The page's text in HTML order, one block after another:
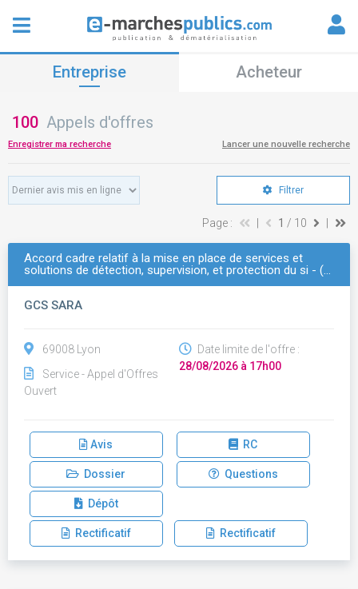
Entreprise Acheteur
100 Appels d'offres
Enregistrer ma recherche Lancer une nouvelle recherche
Filtrer
Page : 1 / 10
Accord cadre relatif à la mise en place de services et
solutions de détection, supervision, et protection du si - (…
GCS SARA
69008 Lyon
Service - Appel d'Offres
Ouvert
Date limite de l'offre :
28/08/2026 à 17h00
Avis RC
Dossier Questions
Dépôt
Rectificatif Rectificatif